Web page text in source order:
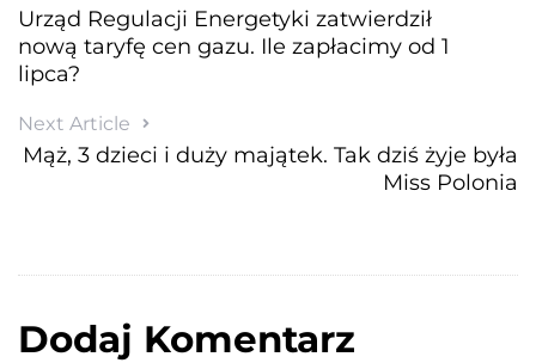
Urząd Regulacji Energetyki zatwierdził
nową taryfę cen gazu. Ile zapłacimy od 1
lipca?
Next Article
Mąż, 3 dzieci i duży majątek. Tak dziś żyje była
Miss Polonia
Dodaj Komentarz